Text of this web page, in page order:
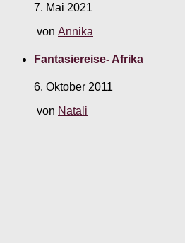
7. Mai 2021
von Annika
Fantasiereise- Afrika
6. Oktober 2011
von Natali